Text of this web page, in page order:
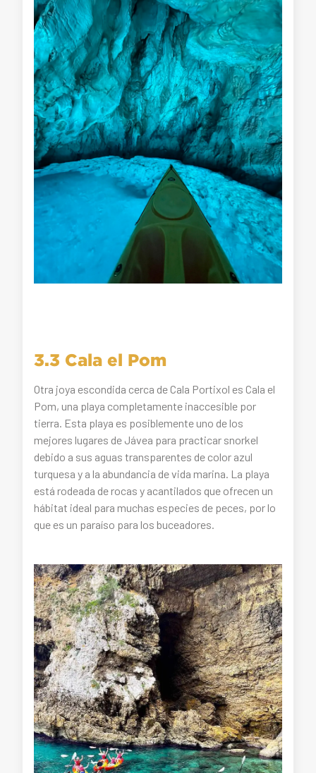
3.3 Cala el Pom
Otra joya escondida cerca de Cala Portixol es Cala el
Pom, una playa completamente inaccesible por
tierra. Esta playa es posiblemente uno de los
mejores lugares de Jávea para practicar snorkel
debido a sus aguas transparentes de color azul
turquesa y a la abundancia de vida marina. La playa
está rodeada de rocas y acantilados que ofrecen un
hábitat ideal para muchas especies de peces, por lo
que es un paraíso para los buceadores.